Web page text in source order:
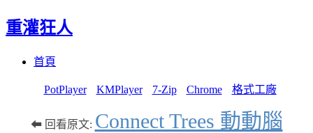
重灌狂人
首頁
PotPlayer KMPlayer 7-Zip Chrome 格式工廠
⬅ 回看原文: Connect Trees 動動腦